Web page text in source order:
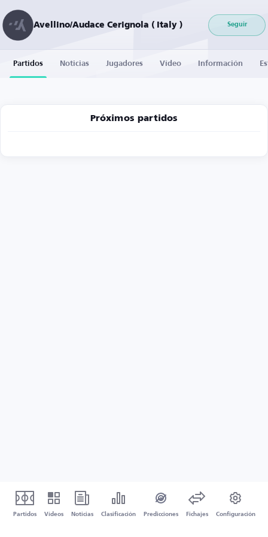
Avellino/Audace Cerignola ( Italy ) Seguir
Partidos Noticias Jugadores Vídeo Información
Próximos partidos
Partidos Vídeos Noticias Clasificación Predicciones Fichajes Configuración